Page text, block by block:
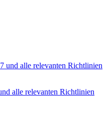
alle relevanten Richtlinien